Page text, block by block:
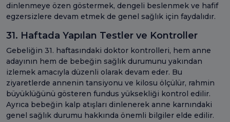
dinlenmeye özen göstermek, dengeli beslenmek ve hafif
egzersizlere devam etmek de genel sağlık için faydalıdır.
31. Haftada Yapılan Testler ve Kontroller
Gebeliğin 31. haftasındaki doktor kontrolleri, hem anne
adayının hem de bebeğin sağlık durumunu yakından
izlemek amacıyla düzenli olarak devam eder. Bu
ziyaretlerde annenin tansiyonu ve kilosu ölçülür, rahmin
büyüklüğünü gösteren fundus yüksekliği kontrol edilir.
Ayrıca bebeğin kalp atışları dinlenerek anne karnındaki
genel sağlık durumu hakkında önemli bilgiler elde edilir.